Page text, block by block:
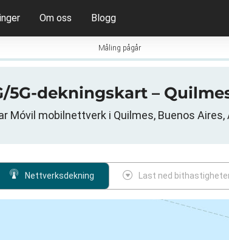
Om oss Blogg
Måling pågår
5G-dekningskart –
Móvil mobilnettverk i Quilmes, Buenos Aires,
Nettverksdekning Last ned